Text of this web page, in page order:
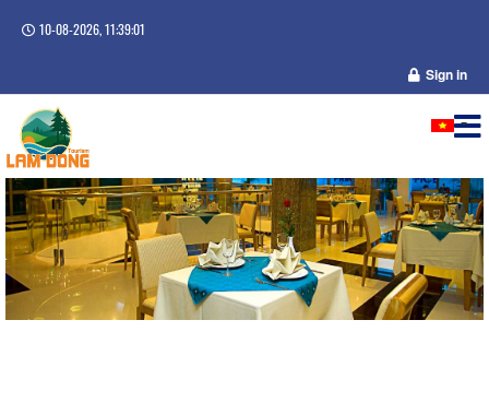
10-08-2026, 11:39:01
Sign in